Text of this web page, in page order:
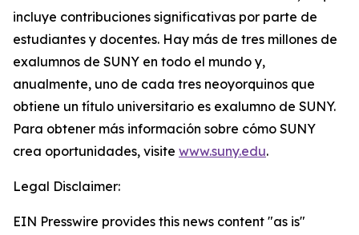
incluye contribuciones significativas por parte de
estudiantes y docentes. Hay más de tres millones de
exalumnos de SUNY en todo el mundo y,
anualmente, uno de cada tres neoyorquinos que
obtiene un título universitario es exalumno de SUNY.
Para obtener más información sobre cómo SUNY
crea oportunidades, visite www.suny.edu.
Legal Disclaimer:
EIN Presswire provides this news content "as is"